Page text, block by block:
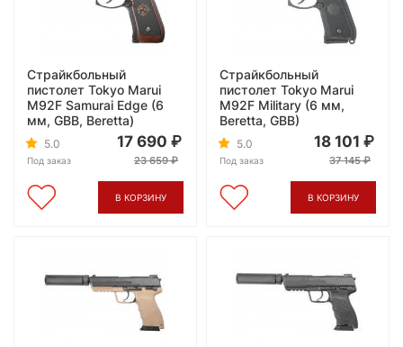
Страйкбольный
пистолет Tokyo Marui
M92F Samurai Edge (6
мм, GBB, Beretta)
5.0
Под заказ
17 690
23 659
В КОРЗИНУ
Страйкбольный
пистолет Tokyo Marui
M92F Military (6 мм,
Beretta, GBB)
5.0
Под заказ
18 101
37 145
В КОРЗИНУ